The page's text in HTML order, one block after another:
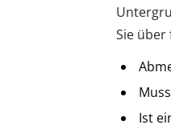
Sie
Ist